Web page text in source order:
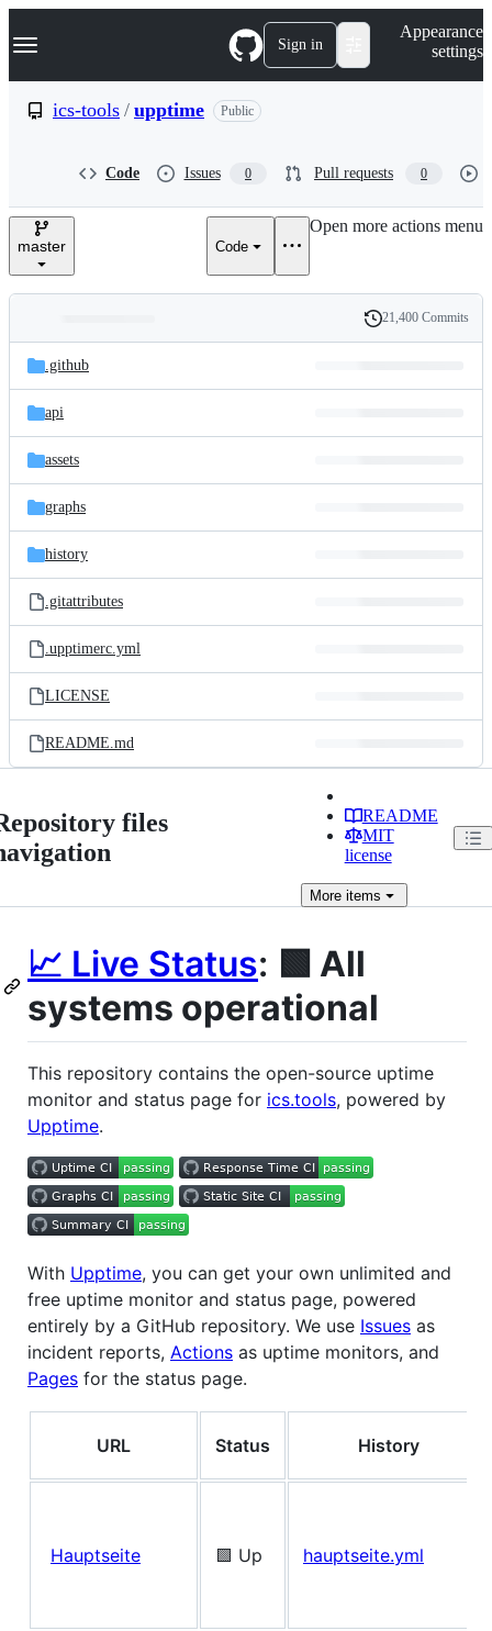
k
p
e
Navigation Menu Sign in
Appearance
settings
ics-tools / upptime Public
Code Issues 0 Pull requests 0
master Code
Open more actions menu
and
files
Latest
commit
History
21,400 Commits
.github
api
assets
graphs
history
.gitattributes
.upptimerc.yml
LICENSE
README.md
files
README
MIT
license
Moreitems
📈 Live Status: 🟩 All
systems operational
This repository contains the open-source uptime
monitor and status page for ics.tools, powered by
Upptime.
With Upptime, you can get your own unlimited and
free uptime monitor and status page, powered
entirely by a GitHub repository. We use Issues as
incident reports, Actions as uptime monitors, and
Pages for the status page.
URL Status History
Hauptseite 🟩 Up hauptseite.yml